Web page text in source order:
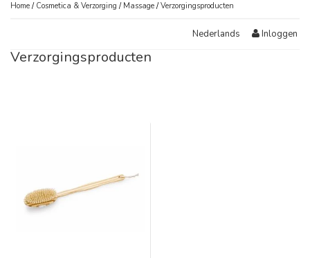
Home / Cosmetica & Verzorging / Massage /Verzorgingsproducten
Nederlands Inloggen
Verzorgingsproducten